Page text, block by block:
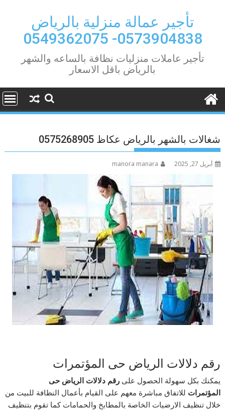
تأجير عمالة منزلية بالرياض
0573904838- 0549362075
تأجير عاملات منزليات نظافة بالساعه والشهر
بالرياض باقل الاسعار
شغالات بالشهر بالرياض عكاظ 0575268905
أبريل 27, 2025 manora manara
رقم دلالات الرياض حى المؤتمرات
يمكنك بكل سهولة الحصول علىرقم دلالات الرياض حى
المؤتمرات للاتفاق مباشرة معهم على القيام بأعمال النظافة للبيت من
خلال تنظيف الارضيات الخاصة بالمطابخ والحمامات كما تقوم بتنظيف